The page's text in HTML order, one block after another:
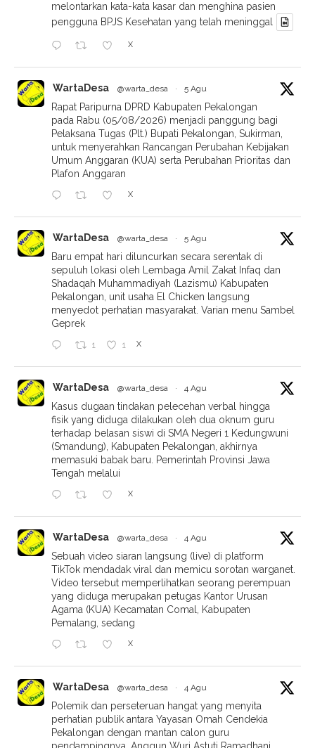
melontarkan kata-kata kasar dan menghina pasien
pengguna BPJS Kesehatan yang telah meninggal
X
WartaDesa @warta_desa · 5 Agu
Rapat Paripurna DPRD Kabupaten Pekalongan
pada Rabu (05/08/2026) menjadi panggung bagi
Pelaksana Tugas (Plt.) Bupati Pekalongan, Sukirman,
untuk menyerahkan Rancangan Perubahan Kebijakan
Umum Anggaran (KUA) serta Perubahan Prioritas dan
Plafon Anggaran
X
WartaDesa @warta_desa · 5 Agu
Baru empat hari diluncurkan secara serentak di
sepuluh lokasi oleh Lembaga Amil Zakat Infaq dan
Shadaqah Muhammadiyah (Lazismu) Kabupaten
Pekalongan, unit usaha El Chicken langsung
menyedot perhatian masyarakat. Varian menu Sambel
Geprek
1 1 X
WartaDesa @warta_desa · 4 Agu
Kasus dugaan tindakan pelecehan verbal hingga
fisik yang diduga dilakukan oleh dua oknum guru
terhadap belasan siswi di SMA Negeri 1 Kedungwuni
(Smandung), Kabupaten Pekalongan, akhirnya
memasuki babak baru. Pemerintah Provinsi Jawa
Tengah melalui
X
WartaDesa @warta_desa · 4 Agu
Sebuah video siaran langsung (live) di platform
TikTok mendadak viral dan memicu sorotan warganet.
Video tersebut memperlihatkan seorang perempuan
yang diduga merupakan petugas Kantor Urusan
Agama (KUA) Kecamatan Comal, Kabupaten
Pemalang, sedang
X
WartaDesa @warta_desa · 4 Agu
Polemik dan perseteruan hangat yang menyita
perhatian publik antara Yayasan Omah Cendekia
Pekalongan dengan mantan calon guru
pendampingnya, Anggun Wuri Astuti Ramadhani,